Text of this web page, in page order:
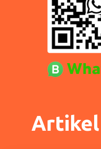
Artikel